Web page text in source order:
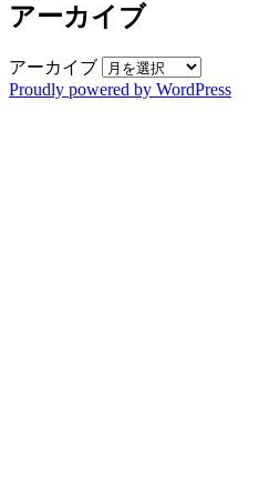
アーカイブ
アーカイブ
Proudly powered by WordPress